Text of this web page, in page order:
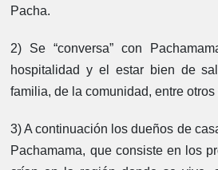
Pacha.
2) Se “conversa” con
hospitalidad y el estar bien de
familia, de la comunidad, entre otros
3) A continuación los dueños de
Pachamama, que consiste en los